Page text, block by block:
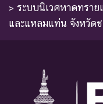
> ระบบนิเวศหาดทรา
และแหลมแท่น จังหวัด